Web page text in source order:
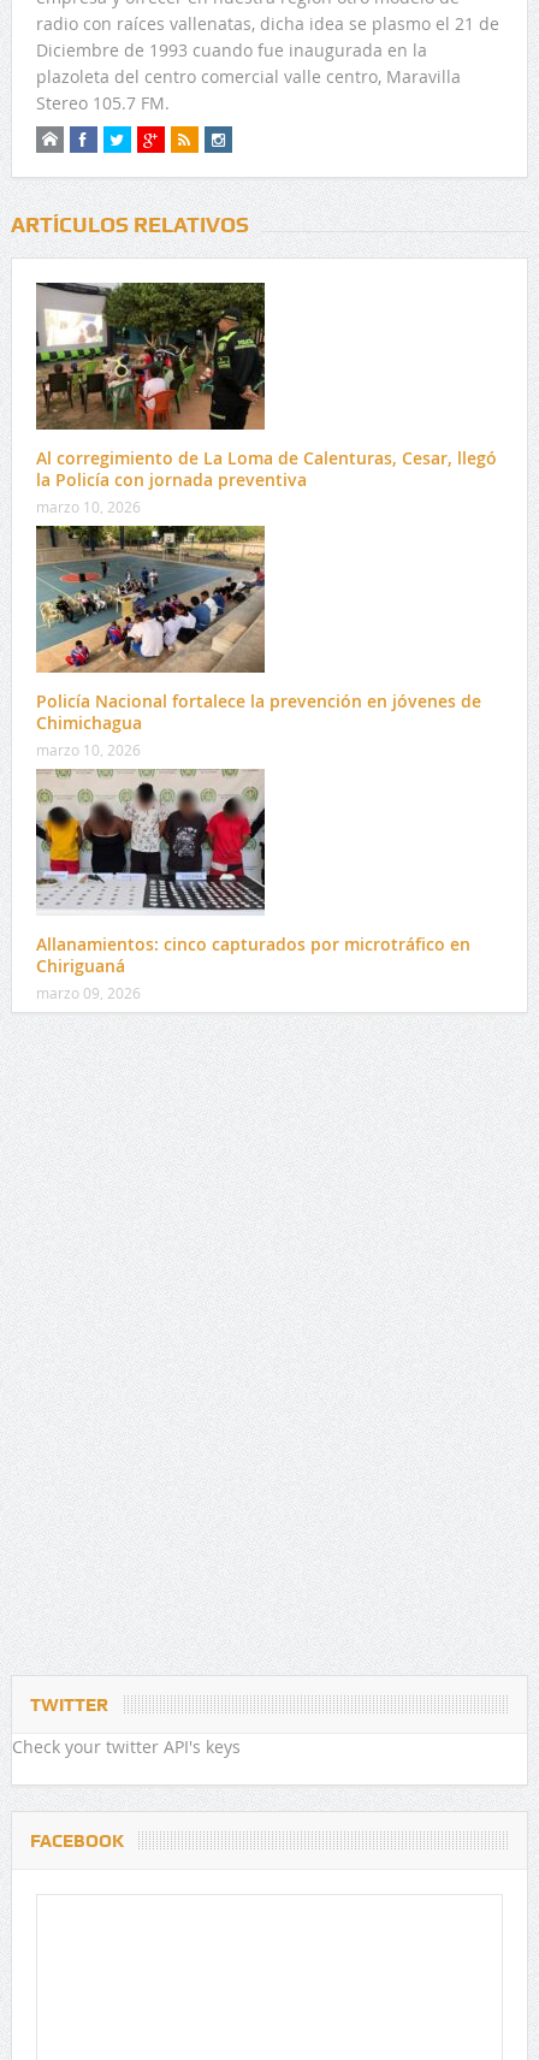
radio con raíces vallenatas, dicha idea se plasmo el 21 de
Diciembre de 1993 cuando fue inaugurada en la
plazoleta del centro comercial valle centro, Maravilla
Stereo 105.7 FM.
ARTÍCULOS RELATIVOS
Al corregimiento de La Loma de Calenturas, Cesar, llegó
la Policía con jornada preventiva
marzo 10, 2026
Policía Nacional fortalece la prevención en jóvenes de
Chimichagua
marzo 10, 2026
Allanamientos: cinco capturados por microtráfico en
Chiriguaná
marzo 09, 2026
TWITTER
Check your twitter API's keys
FACEBOOK